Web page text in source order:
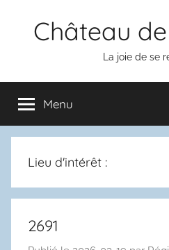
Château
La joie de se
Menu
Lieu d'intérêt :
2691